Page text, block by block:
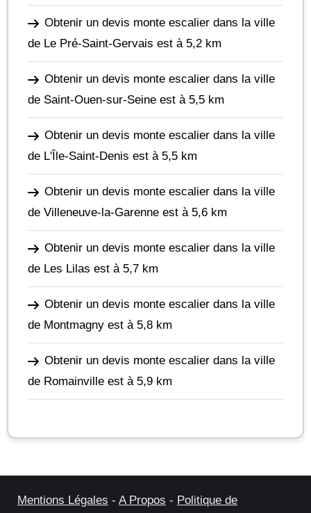
Obtenir un devis monte escalier dans la ville
de Le Pré-Saint-Gervais est à 5,2 km
Obtenir un devis monte escalier dans la ville
de Saint-Ouen-sur-Seine est à 5,5 km
Obtenir un devis monte escalier dans la ville
de L'Île-Saint-Denis est à 5,5 km
Obtenir un devis monte escalier dans la ville
de Villeneuve-la-Garenne est à 5,6 km
Obtenir un devis monte escalier dans la ville
de Les Lilas est à 5,7 km
Obtenir un devis monte escalier dans la ville
de Montmagny est à 5,8 km
Obtenir un devis monte escalier dans la ville
de Romainville est à 5,9 km
Mentions Légales - A Propos - Politique de